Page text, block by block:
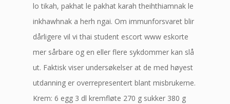
lo tikah, pakhat le pakhat karah theihthiamnak le
inkhawhnak a herh ngai. Om immunforsvaret blir
dårligere vil vi thai student escort www eskorte
mer sårbare og en eller flere sykdommer kan slå
ut. Faktisk viser undersøkelser at de med høyest
utdanning er overrepresentert blant misbrukerne.
Krem: 6 egg 3 dl kremfløte 270 g sukker 380 g